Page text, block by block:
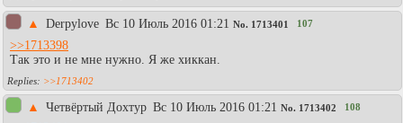
▲ Derpylove Вc 10 Июль 2016 01:21 No. 1713401 107
>>1713398
Так это и не мне нужно. Я же хиккан.
>>1713402
▲ Четвёртый Дохтур Вc 10 Июль 2016 01:21 No. 1713402 108